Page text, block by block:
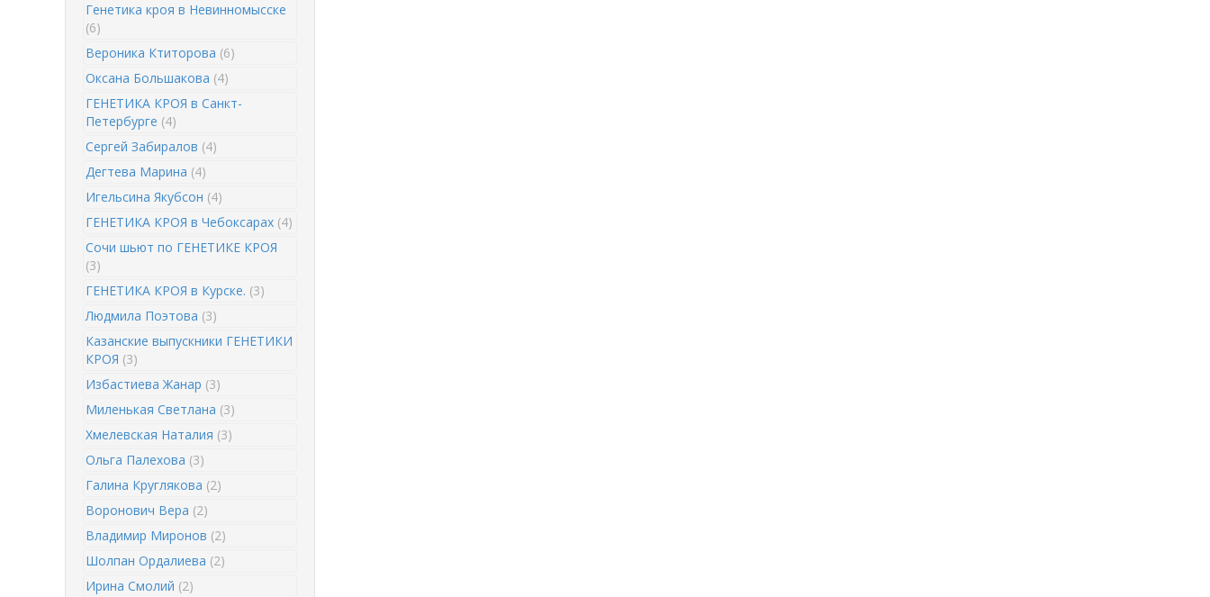
Генетика кроя в Невинномысске
(6)
Вероника Ктиторова (6)
Оксана Большакова (4)
ГЕНЕТИКА КРОЯ в Санкт-
Петербурге (4)
Сергей Забиралов (4)
Дегтева Марина (4)
Игельсина Якубсон (4)
ГЕНЕТИКА КРОЯ в Чебоксарах (4)
Сочи шьют по ГЕНЕТИКЕ КРОЯ
(3)
ГЕНЕТИКА КРОЯ в Курске. (3)
Людмила Поэтова (3)
Казанские выпускники ГЕНЕТИКИ
КРОЯ (3)
Избастиева Жанар (3)
Миленькая Светлана (3)
Хмелевская Наталия (3)
Ольга Палехова (3)
Галина Круглякова (2)
Воронович Вера (2)
Владимир Миронов (2)
Шолпан Ордалиева (2)
Ирина Смолий (2)